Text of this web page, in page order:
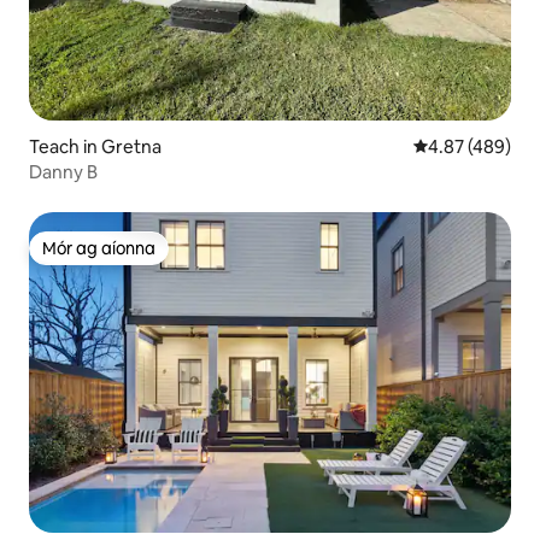
Teach in Gretna Meánrátáil
4.87 (489)
Danny B
Mór ag aíonna
Mór ag aíonna